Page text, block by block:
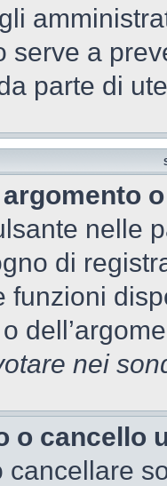
serve a
parte di
nelle
di
funzioni
nei
o cancello
cancellare